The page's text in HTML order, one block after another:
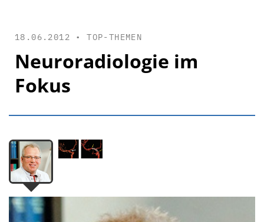
18.06.2012 •TOP-THEMEN
Neuroradiologie im
Fokus